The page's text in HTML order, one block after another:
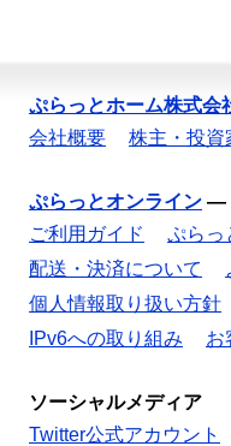
ぷらっとホーム株式会
会社概要
株主・投資
ぷらっとオンライン —
ご利用ガイド
ぷらっ
配送・決済について
個人情報取り扱い方針
IPv6への取り組み
お
ソーシャルメディア
Twitter公式アカウント